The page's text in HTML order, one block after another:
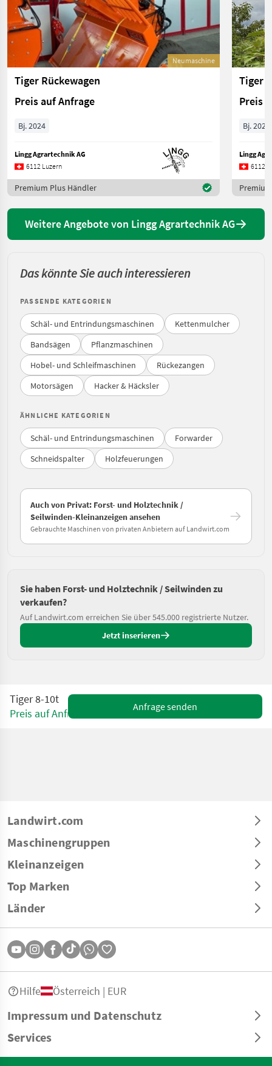
Neumaschine
Tiger Rückewagen
Preis auf Anfrage
Bj. 2024
Lingg Agrartechnik AG
6112 Luzern
Premium Plus Händler
Tiger
Preis
Bj. 2024
Lingg
6112
Weitere Angebote von Lingg Agrartechnik AG
Das könnte Sie auch interessieren
PASSENDE KATEGORIEN
Schäl- und Entrindungsmaschinen
Kettenmulcher
Bandsägen
Pflanzmaschinen
Hobel- und Schleifmaschinen
Rückezangen
Motorsägen
Hacker & Häcksler
ÄHNLICHE KATEGORIEN
Schäl- und Entrindungsmaschinen
Forwarder
Schneidspalter
Holzfeuerungen
Auch von Privat: Forst- und Holztechnik /
Seilwinden-Kleinanzeigen ansehen
Gebrauchte Maschinen von privaten Anbietern auf Landwirt.com
Sie haben Forst- und Holztechnik / Seilwinden zu
verkaufen?
Auf Landwirt.com erreichen Sie über 545.000 registrierte Nutzer.
Jetzt inserieren
Tiger 8-10t
Preis auf Anfrage
Anfrage senden
Landwirt.com
Maschinengruppen
Kleinanzeigen
Top Marken
Länder
Impressum und Datenschutz
Services
Hilfe Österreich | EUR